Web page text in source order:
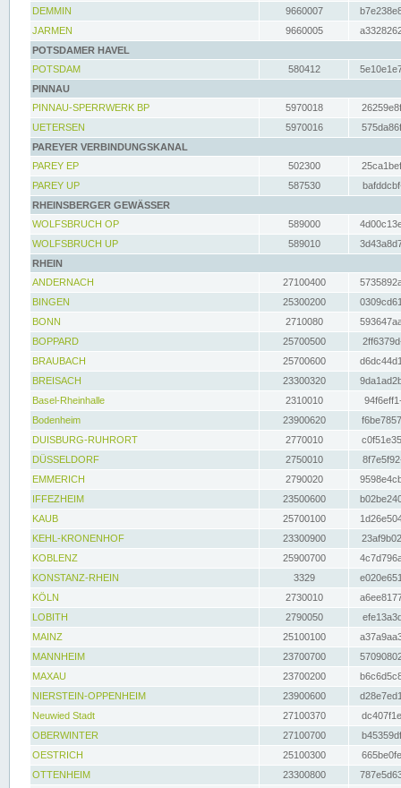
DEMMIN
9660007
JARMEN
9660005
POTSDAMER HAVEL
POTSDAM
580412
PINNAU
PINNAU-SPERRWERK BP
5970018
UETERSEN
5970016
PAREYER VERBINDUNGSKANAL
PAREY EP
502300
PAREY UP
587530
RHEINSBERGER GEWÄSSER
WOLFSBRUCH OP
589000
WOLFSBRUCH UP
589010
RHEIN
ANDERNACH
27100400
BINGEN
25300200
BONN
2710080
BOPPARD
25700500
BRAUBACH
25700600
BREISACH
23300320
Basel-Rheinhalle
2310010
Bodenheim
23900620
DUISBURG-RUHRORT
2770010
DÜSSELDORF
2750010
EMMERICH
2790020
IFFEZHEIM
23500600
KAUB
25700100
KEHL-KRONENHOF
23300900
KOBLENZ
25900700
KONSTANZ-RHEIN
3329
KÖLN
2730010
LOBITH
2790050
MAINZ
25100100
MANNHEIM
23700700
MAXAU
23700200
NIERSTEIN-OPPENHEIM
23900600
Neuwied Stadt
27100370
OBERWINTER
27100700
OESTRICH
25100300
OTTENHEIM
23300800